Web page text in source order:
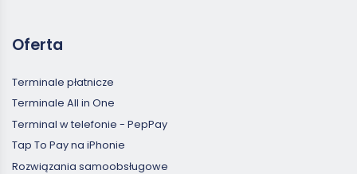
Oferta
Terminale płatnicze
Terminale All in One
Terminal w telefonie - PepPay
Tap To Pay na iPhonie
Rozwiązania samoobsługowe